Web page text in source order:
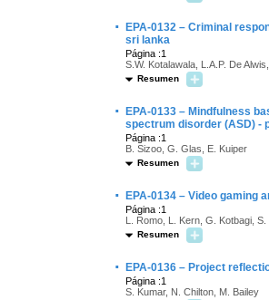
·
EPA-0132 – Criminal
sri lanka
Página :1
S.W. Kotalawala, L.A.P. De
Resumen
·
EPA-0133 – Mindfulness
spectrum disorder (ASD) -
Página :1
B. Sizoo, G. Glas, E. Kuiper
Resumen
· EPA-0134 – Video gaming
Página :1
L. Romo, L. Kern, G. Kotbagi,
Resumen
· EPA-0136 – Project
Página :1
S. Kumar, N. Chilton, M. Bailey